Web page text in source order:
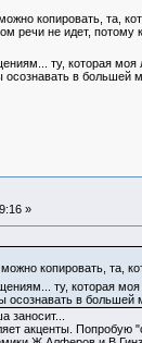
копировать, та,
речи не идет,
ту, которая
в большей
»
копировать, та,
ту, которая
осознавать в большей
заносит...
акценты. Попробую